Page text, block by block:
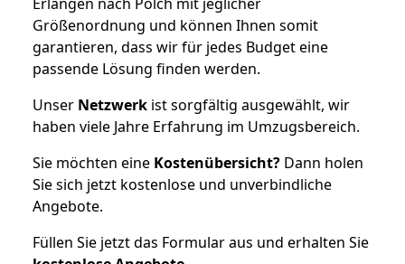
Größenordnung und können Ihnen somit
garantieren, dass wir für jedes Budget eine
passende Lösung finden werden.
Unser Netzwerk ist sorgfältig ausgewählt, wir
haben viele Jahre Erfahrung im Umzugsbereich.
Sie möchten eine Kostenübersicht? Dann holen
Sie sich jetzt kostenlose und unverbindliche
Angebote.
Füllen Sie jetzt das Formular aus und erhalten Sie